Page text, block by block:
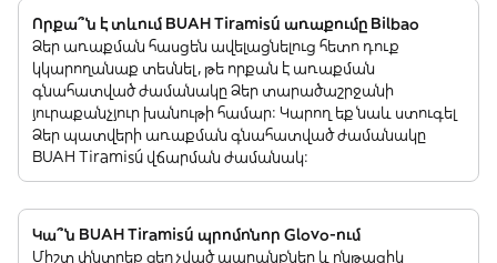
Որքա՞ն է տևում BUAH Tiramisú առաքումը Bilbao
Ձեր առաքման հասցեն ավելացնելուց հետո դուք
կկարողանաք տեսնել, թե որքան է առաքման
գնահատված ժամանակը Ձեր տարածաշրջանի
յուրաքանչյուր խանութի համար: Կարող եք նաև ստուգել
Ձեր պատվերի առաքման գնահատված ժամանակը
BUAH Tiramisú վճարման ժամանակ:
Կա՞ն BUAH Tiramisú պրոմոնոր Glovo-ում
Միշտ փնտրեք զեղչված ապրանքներ և ընթացիկ